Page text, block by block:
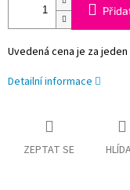
Uvedená cena je za jeden
Detailní informace
ZEPTAT SE